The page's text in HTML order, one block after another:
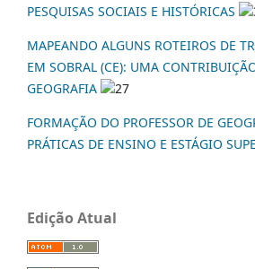
PESQUISAS SOCIAIS E HISTÓRICAS
MAPEANDO ALGUNS ROTEIROS DE
EM SOBRAL (CE): UMA
GEOGRAFIA
27
FORMAÇÃO DO PROFESSOR DE
PRÁTICAS DE ENSINO E ESTÁGIO
Edição Atual